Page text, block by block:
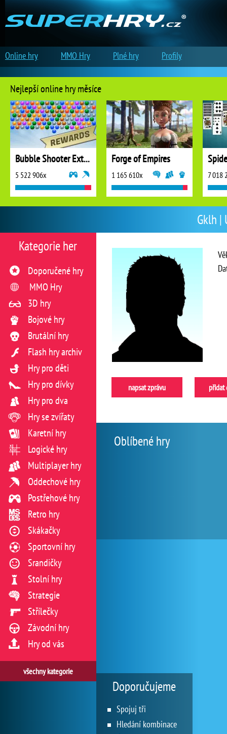
Gklh |
napsat zprávu přidat
Oblíbené hry
Kategorie her
Doporučené hry
MMO Hry
3D hry
Bojové hry
Brutální hry
Flash hry archiv
Hry pro děti
Hry pro dívky
Hry pro dva
Hry se zvířaty
Karetní hry
Logické hry
Multiplayer hry
Oddechové hry
Postřehové hry
Retro hry
Skákačky
Sportovní hry
Srandičky
Stolní hry
Strategie
Střílečky
Závodní hry
Hry od vás
všechny kategorie
Doporučujeme
Spojuj tři
Hledání kombinace
Nejlepší online hry měsíce
Bubble Shooter Extreme
5 522 906x
Forge of Empires
1 165 610x 7 018
Online hry MMO Hry Plné hry Profily